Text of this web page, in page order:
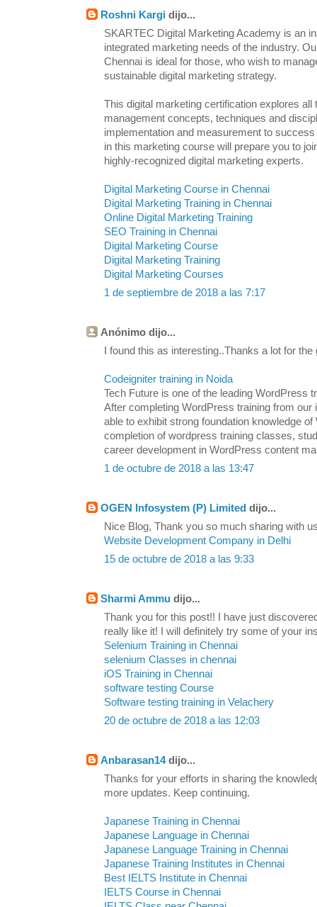
Roshni Kargi dijo...
SKARTEC Digital Marketing Academy is an
integrated marketing needs of the industry.
Chennai is ideal for those, who wish to
sustainable digital marketing strategy.
This digital marketing certification explores all
management concepts, techniques and
implementation and measurement to
in this marketing course will prepare you to
highly-recognized digital marketing experts.
Digital Marketing Course in Chennai
Digital Marketing Training in Chennai
Online Digital Marketing Training
SEO Training in Chennai
Digital Marketing Course
Digital Marketing Training
Digital Marketing Courses
1 de septiembre de 2018 a las 7:17
Anónimo dijo...
I found this as interesting..Thanks a lot for
Codeigniter training in Noida
Tech Future is one of the leading WordPress
After completing WordPress training from our
able to exhibit strong foundation knowledge
completion of wordpress training classes,
career development in WordPress content
1 de octubre de 2018 a las 13:47
OGEN Infosystem (P) Limited dijo...
Nice Blog, Thank you so much sharing with
Website Development Company in Delhi
15 de octubre de 2018 a las 9:33
Sharmi Ammu dijo...
Thank you for this post!! I have just
really like it! I will definitely try some of your
Selenium Training in Chennai
selenium Classes in chennai
iOS Training in Chennai
software testing Course
Software testing training in Velachery
20 de octubre de 2018 a las 12:03
Anbarasan14dijo...
Thanks for your efforts in sharing the
more updates. Keep continuing.
Japanese Training in Chennai
Japanese Language in Chennai
Japanese Language Training in Chennai
Japanese Training Institutes in Chennai
Best IELTS Institute in Chennai
IELTS Course in Chennai